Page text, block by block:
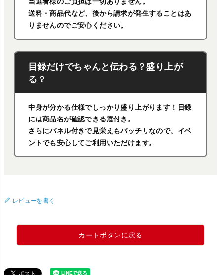
当選者様のご負担は一切ありません。
送料・商品代など、後から請求が発生することはあ
りませんのでご安心ください。
目録だけでちゃんと伝わる？盛り上が
る？
中身が分かる仕様でしっかり盛り上がります！目録
には商品名が確認できる窓付き。
さらにパネル付きで見栄えもバッチリなので、イベ
ントでも安心してご利用いただけます。
レビューを書く
カートボタンに戻る